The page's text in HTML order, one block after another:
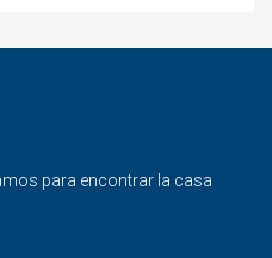
para encontrar la casa